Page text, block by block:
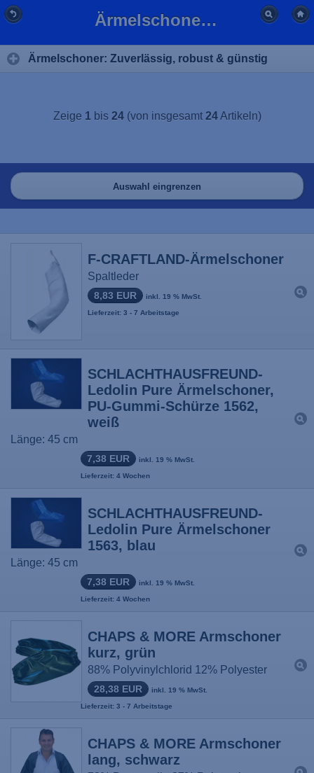
Ärmelschoner für Beruf günstig online kaufen | BFL
Ärmelschoner: Zuverlässig, robust & günstig
Zeige 1bis 24(von insgesamt 24Artikeln)
Auswahl eingrenzen
F-CRAFTLAND-Ärmelschoner
Spaltleder
8,83 EUR inkl. 19 % MwSt.
Lieferzeit: 3 - 7 Arbeitstage
SCHLACHTHAUSFREUND-
Ledolin Pure Ärmelschoner,
PU-Gummi-Schürze 1562,
weiß
Länge: 45 cm
7,38 EUR inkl. 19 % MwSt.
Lieferzeit: 4 Wochen
SCHLACHTHAUSFREUND-
Ledolin Pure Ärmelschoner
1563, blau
Länge: 45 cm
7,38 EUR inkl. 19 % MwSt.
Lieferzeit: 4 Wochen
CHAPS & MORE Armschoner
kurz, grün
88% Polyvinylchlorid 12% Polyester
28,38 EUR inkl. 19 % MwSt.
Lieferzeit: 3 - 7 Arbeitstage
CHAPS & MORE Armschoner
lang, schwarz